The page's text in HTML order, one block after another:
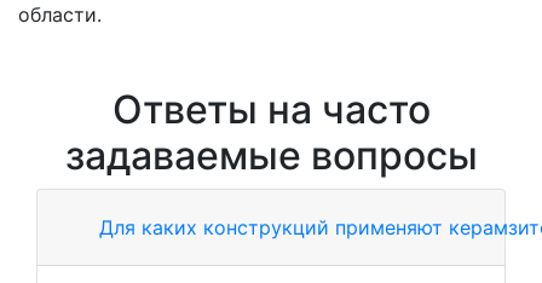
области.
Ответы на часто
задаваемые вопросы
Для каких конструкций применяют